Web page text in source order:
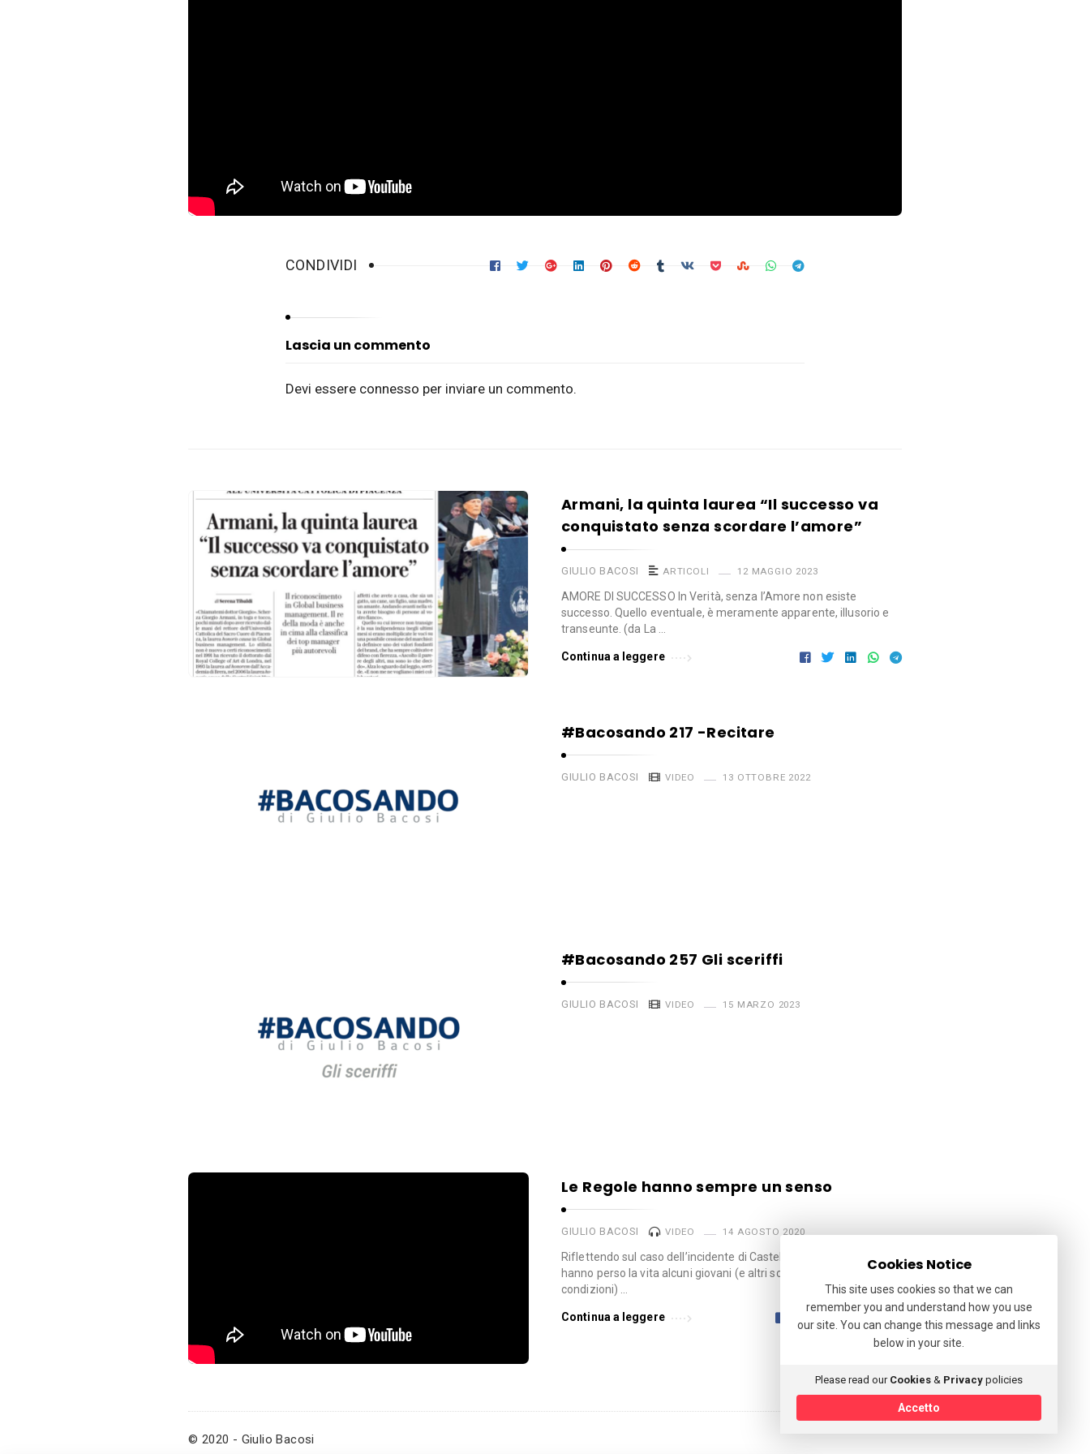
‫CONDIVIDI
Lascia un commento
Devi essere connesso per inviare un commento.
Armani, la quinta laurea “Il successo va
conquistato senza scordare l’amore”
GIULIO BACOSI ARTICOLI 12 MAGGIO 2023
AMORE DI SUCCESSO In Verità, senza l’Amore non esiste
successo. Quello eventuale, è meramente apparente, illusorio e
transeunte. (da La …
Continua a leggere
#Bacosando 217 -Recitare
GIULIO BACOSI VIDEO 13 OTTOBRE 2022
#Bacosando 257 Gli sceriffi
GIULIO BACOSI VIDEO 15 MARZO 2023
Le Regole hanno sempre un senso
GIULIO BACOSI VIDEO 14 AGOSTO 2020
Riflettendo sul caso dell’incidente di Castelmagno (Cuneo), dove
hanno perso la vita alcuni giovani (e altri sono in gravissime
condizioni) …
Continua a leggere
© 2020 - Giulio Bacosi
Cookies Notice
This site uses cookies so that we can
remember you and understand how you use
our site. You can change this message and links
below in your site.
Please read our Cookies & Privacy policies
Accetto